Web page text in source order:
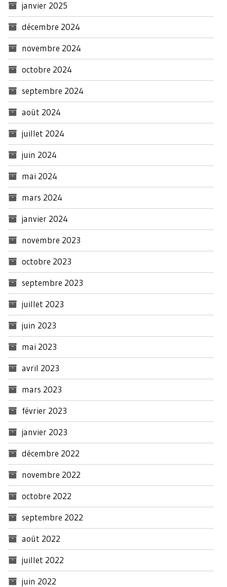
janvier 2025
décembre 2024
novembre 2024
octobre 2024
septembre 2024
août 2024
juillet 2024
juin 2024
mai 2024
mars 2024
janvier 2024
novembre 2023
octobre 2023
septembre 2023
juillet 2023
juin 2023
mai 2023
avril 2023
mars 2023
février 2023
janvier 2023
décembre 2022
novembre 2022
octobre 2022
septembre 2022
août 2022
juillet 2022
juin 2022